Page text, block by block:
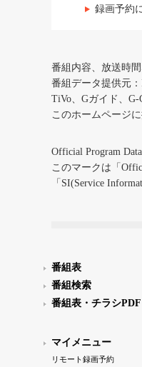
録画予約
番組内容、放送時
番組データ提供元：
TiVo、Gガイド、
このホームページ
Official Program
このマークは「
「SI(Service
番組表
番組検索
番組表・チラシPDF
マイメニュー
リモート録画予約